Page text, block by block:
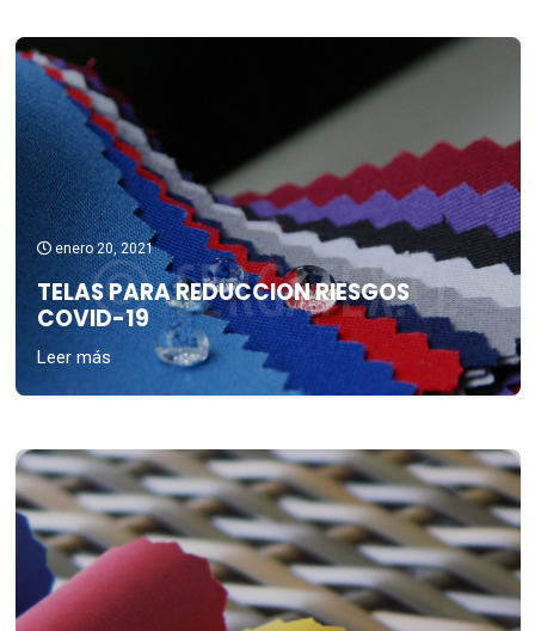
enero 20, 2021
TELAS PARA REDUCCION RIESGOS
COVID-19
Leer más